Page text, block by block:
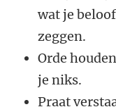
wat je
zeggen.
Orde
je niks.
Praat